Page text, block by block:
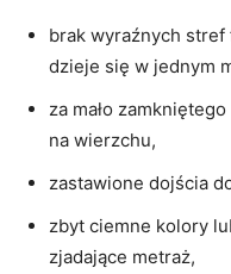
brak wyraźnych stref
dzieje się w jednym
za mało
na wierzchu,
zastawione dojścia
zbyt ciemne kolory
zjadające metraż,